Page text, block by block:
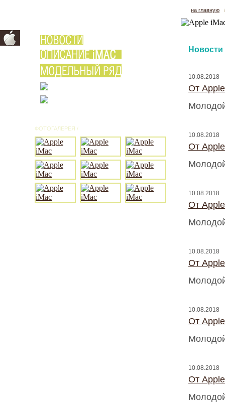
ФОТОГАЛЕРЕЯ /
на главную
Новости
10.08.2018
От
10.08.2018
От
10.08.2018
От
10.08.2018
От
10.08.2018
От
10.08.2018
От